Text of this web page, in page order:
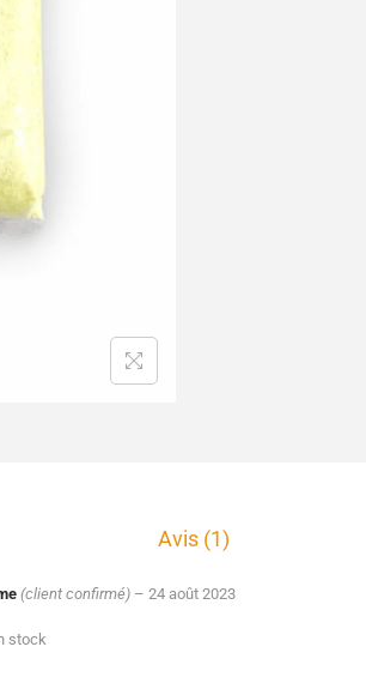
Avis (1)
(client confirmé) – 24 août 2023
stock